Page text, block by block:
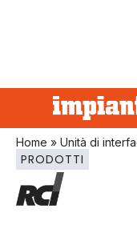
Home » Unità di
PRODOTTI